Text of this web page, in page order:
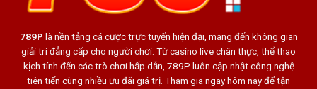
789P là nền tảng cá cược trực tuyến hiện đại, mang đến không gian
giải trí đẳng cấp cho người chơi. Từ casino live chân thực, thể thao
kịch tính đến các trò chơi hấp dẫn, 789P luôn cập nhật công nghệ
tiên tiến cùng nhiều ưu đãi giá trị. Tham gia ngay hôm nay để tận